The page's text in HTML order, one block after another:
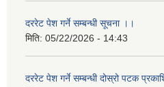
दररेट पेश गर्ने सम्बन्धी सूचना ।।
मिति: 05/22/2026 - 14:43
दररेट पेश गर्ने सम्बन्धी दोस्रो पटक